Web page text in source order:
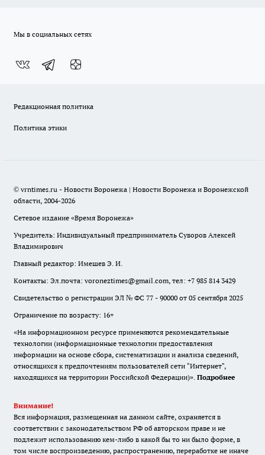
Мы в социальных сетях
Редакционная политика
Политика этики
© vrntimes.ru - Новости Воронежа | Новости Воронежа и Воронежской
области, 2004-2026
Сетевое издание «Время Воронежа»
Учредитель: Индивидуальный предприниматель Суворов Алексей
Владимирович
Главный редактор: Имешев Э. И.
Контакты: Эл.почта: voroneztimes@gmail.com, тел: +7 985 814 3429
Свидетельство о регистрации ЭЛ № ФС 77 - 90000 от 05 сентября 2025
Ограничение по возрасту: 16+
«На информационном ресурсе применяются рекомендательные
технологии (информационные технологии предоставления
информации на основе сбора, систематизации и анализа сведений,
относящихся к предпочтениям пользователей сети "Интернет",
находящихся на территории Российской Федерации)». Подробнее
Внимание!
Вся информация, размещенная на данном сайте, охраняется в
соответствии с законодательством РФ об авторском праве и не
подлежит использованию кем-либо в какой бы то ни было форме, в
том числе воспроизведению, распространению, переработке не иначе